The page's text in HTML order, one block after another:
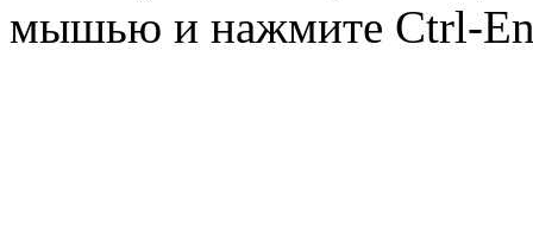
мышью и нажмите Ctrl-